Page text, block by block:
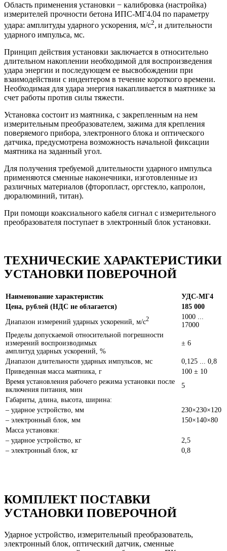
Область применения установки − калибровка (настройка)
измерителей прочности бетона ИПС-МГ4.04 по параметру
удара: амплитуды ударного ускорения, м/с2, и длительности
ударного импульса, мс.
Принцип действия установки заключается в относительно
длительном накоплении необходимой для воспроизведения
удара энергии и последующем ее высвобождении при
взаимодействии с индентером в течение короткого времени.
Необходимая для удара энергия накапливается в маятнике за
счет работы против силы тяжести.
Установка состоит из маятника, с закрепленным на нем
измерительным преобразователем, зажима для крепления
поверяемого прибора, электронного блока и оптического
датчика, предусмотрена возможность начальной фиксации
маятника на заданный угол.
Для получения требуемой длительности ударного импульса
применяются сменные наконечники, изготовленные из
различных материалов (фторопласт, оргстекло, капролон,
дюралюминий, титан).
При помощи коаксиального кабеля сигнал с измерительного
преобразователя поступает в электронный блок установки.
ТЕХНИЧЕСКИЕ ХАРАКТЕРИСТИКИ
УСТАНОВКИ ПОВЕРОЧНОЙ
Наименование характеристик
УДС-МГ4
Цена, рублей (НДС не облагается)
185 000
Диапазон измерений ударных ускорений, м/c2
1000 ...
17000
Пределы допускаемой относительной погрешности
измерений воспроизводимых
амплитуд ударных ускорений, %
± 6
Диапазон длительности ударных импульсов, мс
0,125 ... 0,8
Приведенная масса маятника, г
100 ± 10
Время установления рабочего режима установки после
включения питания, мин
5
Габариты, длина, высота, ширина:
– ударное устройство, мм
230×230×120
– электронный блок, мм
150×140×80
Масса установки:
– ударное устройство, кг
2,5
– электронный блок, кг
0,8
КОМПЛЕКТ ПОСТАВКИ
УСТАНОВКИ ПОВЕРОЧНОЙ
Ударное устройство, измерительный преобразователь,
электронный блок, оптический датчик, сменные